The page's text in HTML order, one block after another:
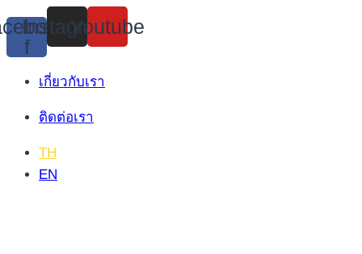
Skip
to
content
f
Instagram
Youtube
เกี่ยวกับเรา
ติดต่อเรา
TH
EN